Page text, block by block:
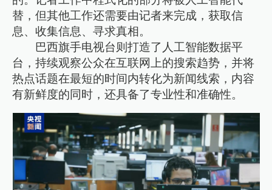
替，但其他工作还需要由记者来完成，获取信
息、收集信息、寻求真相。
巴西旗手电视台则打造了人工智能数据平
台，持续观察公众在互联网上的搜索趋势，并将
热点话题在最短的时间内转化为新闻线索，内容
有新鲜度的同时，还具备了专业性和准确性。